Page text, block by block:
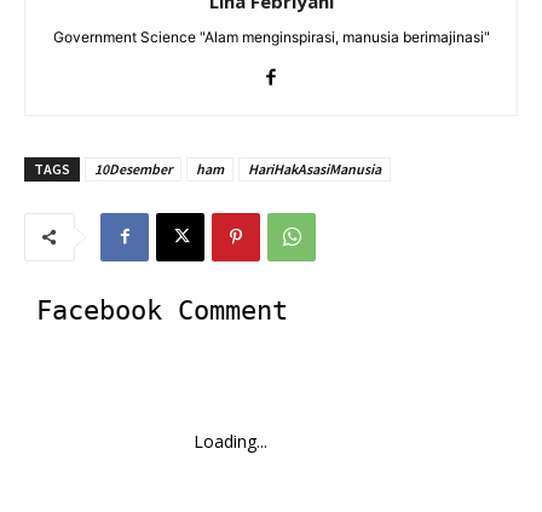
Government Science "Alam menginspirasi, manusia berimajinasi"
TAGS 10Desember ham HariHakAsasiManusia
Facebook Comment
Loading...